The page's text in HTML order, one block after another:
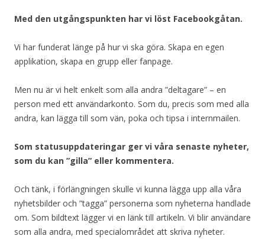
Med den utgångspunkten har vi löst Facebookgåtan.
Vi har funderat länge på hur vi ska göra. Skapa en egen
applikation, skapa en grupp eller fanpage.
Men nu är vi helt enkelt som alla andra ”deltagare” – en
person med ett användarkonto. Som du, precis som med alla
andra, kan lägga till som vän, poka och tipsa i internmailen.
Som statusuppdateringar ger vi våra senaste nyheter,
som du kan ”gilla” eller kommentera.
Och tänk, i förlängningen skulle vi kunna lägga upp alla våra
nyhetsbilder och ”tagga” personerna som nyheterna handlade
om. Som bildtext lägger vi en länk till artikeln. Vi blir användare
som alla andra, med specialområdet att skriva nyheter.